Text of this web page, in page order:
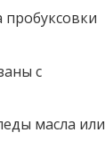
с
масла или